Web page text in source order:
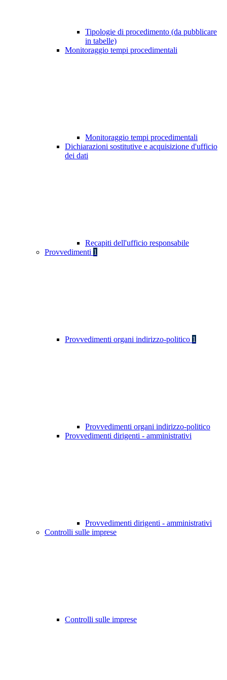
Tipologie di procedimento (da pubblicare
in tabelle)
Monitoraggio tempi procedimentali
Monitoraggio tempi procedimentali
Dichiarazioni sostitutive e acquisizione d'ufficio
dei dati
Recapiti dell'ufficio responsabile
Provvedimenti 1
Provvedimenti organi indirizzo-politico 1
Provvedimenti organi indirizzo-politico
Provvedimenti dirigenti - amministrativi
Provvedimenti dirigenti - amministrativi
Controlli sulle imprese
Controlli sulle imprese